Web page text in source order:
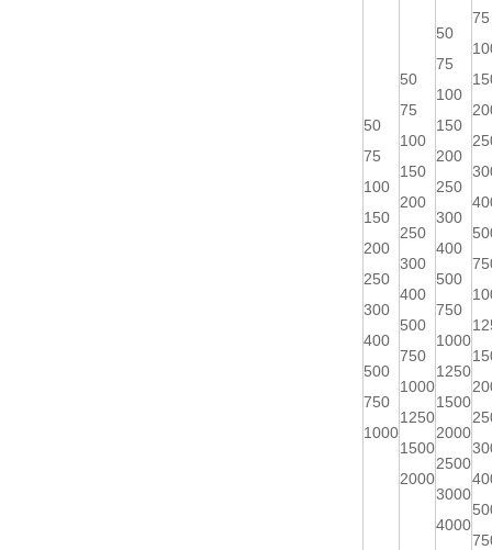
50
75
100
150
200
250
300
400
500
750
1000
50
75
100
150
200
250
300
400
500
750
1000
1250
1500
2000
50
75
100
150
200
250
300
400
500
750
1000
1250
1500
2000
2500
3000
4000
75